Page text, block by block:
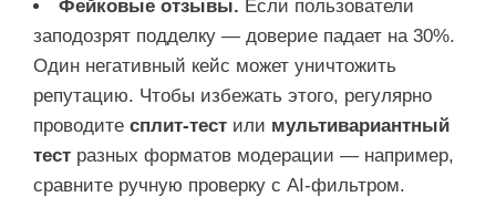
Фейковые отзывы. Если пользователи
заподозрят подделку — доверие падает на 30%.
Один негативный кейс может уничтожить
репутацию. Чтобы избежать этого, регулярно
проводите сплит-тест или мультивариантный
тест разных форматов модерации — например,
сравните ручную проверку с AI-фильтром.